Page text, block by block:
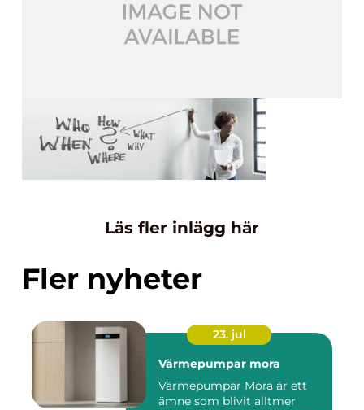
Läs fler inlägg här
Fler nyheter
23. jul
Värmepumpar mora
Värmepumpar Mora är ett
ämne som blivit alltmer